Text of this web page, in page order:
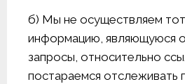
б) Мы не осуществляем
информацию, являющуюся
запросы, относительно
постараемся отслеживать